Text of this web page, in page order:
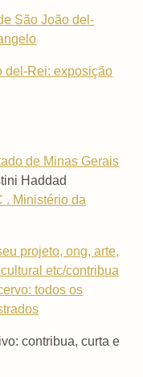
São João del-
del-Rei: exposição
de Minas Gerais
Haddad
. Ministério da
projeto, ong, arte,
etc/contribua
todos os
contribua, curta e